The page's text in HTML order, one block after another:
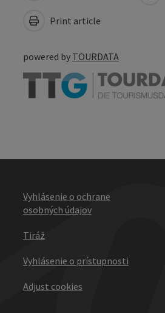
Print article
powered by TOURDATA
Vyhlásenie o ochrane
osobných údajov
Tiráž
Vyhlásenie o prístupnosti
Adjust cookies